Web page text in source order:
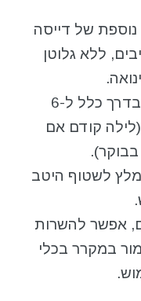
נוספת של דייסה
ללא גלוטן
קודם אם
לשטוף היטב
אפשר להשרות
במקרר בכלי